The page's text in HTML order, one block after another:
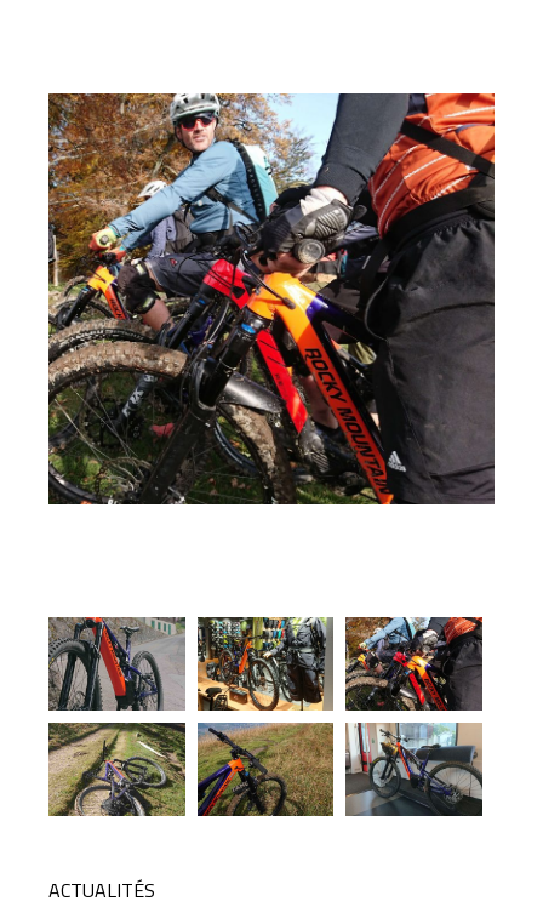
ACTUALITÉS